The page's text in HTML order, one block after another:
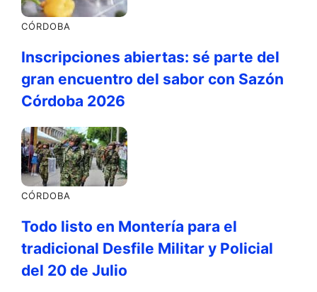
CÓRDOBA
Inscripciones abiertas: sé parte del
gran encuentro del sabor con Sazón
Córdoba 2026
CÓRDOBA
Todo listo en Montería para el
tradicional Desfile Militar y Policial
del 20 de Julio